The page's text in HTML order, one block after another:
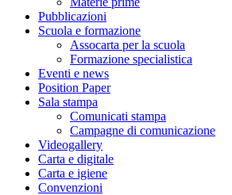
Pubblicazioni
Scuola e formazione
Assocarta per la scuola
Formazione specialistica
Eventi e news
Position Paper
Sala stampa
Comunicati stampa
Campagne di comunicazione
Videogallery
Carta e digitale
Carta e igiene
Convenzioni